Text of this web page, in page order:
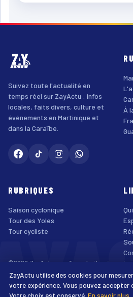
Suivez toute l'actualité en
temps réel sur ZayActu : infos
locales, faits divers, culture et
événements en Martinique et
dans la Caraïbe.
À
RUBRIQUES
Saison cyclonique
Tour des Yoles
Tour cycliste
©2026 ZayActu.org. Tous droits réservés.
Agency
Mentions légales
Confidentialité Cookies
ZayActu utilise des cookies pour
votre expérience. Vous pouvez accepter
Votre choix est conservé. En savoir plus